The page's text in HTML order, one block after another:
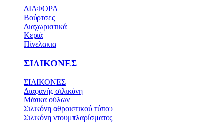
ΔΙΑΦΟΡΑ
Βούρτσες
Διαχωριστικά
Κεριά
Πίνελακια
ΣΙΛΙΚΟΝΕΣ
ΣΙΛΙΚΟΝΕΣ
Διαφανής σιλικόνη
Μάσκα ούλων
Σιλικόνη αθροιστικού τύπου
Σιλικόνη ντουμπλαρίσματος